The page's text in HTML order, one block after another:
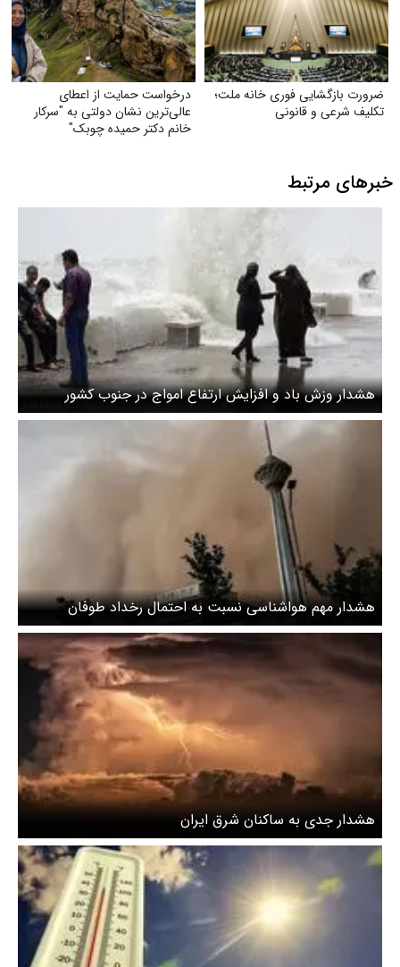
ضرورت بازگشایی فوری خانه ملت؛
تکلیف شرعی و قانونی
درخواست حمایت از اعطای
عالی‌ترین نشان دولتی به "سرکار
خانم دکتر حمیده چوبک"
خبرهای مرتبط
هشدار وزش باد و افزایش ارتفاع امواج در جنوب کشور
هشدار مهم هواشناسی نسبت به احتمال رخداد طوفان
گردوخاک در تهران
هشدار جدی به ساکنان شرق ایران